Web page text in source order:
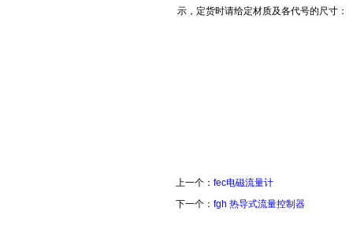
示，定货时请给定材质及各代号的尺寸：
上一个： fec电磁流量计
下一个： fgh 热导式流量控制器